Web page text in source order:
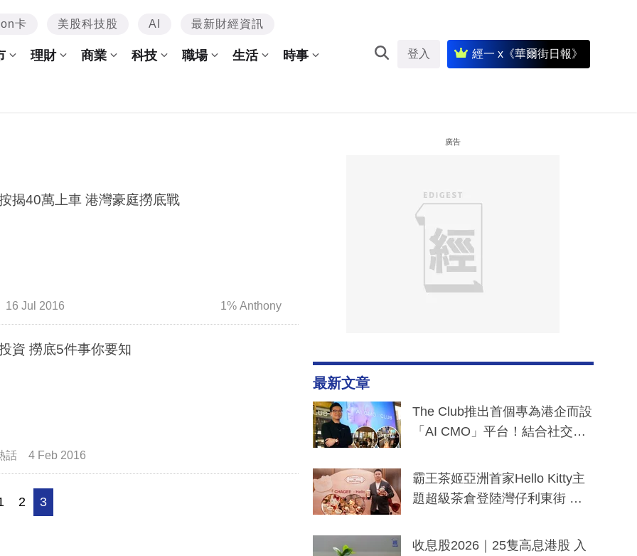
卡 美股科技股 AI 最新財經資訊
理財 商業 科技 職場 生活 時事 登入 經一 x《華爾街日報》
九成按揭40萬上車 港灣豪庭撈底戰
16 Jul 2016 1% Anthony
價值投資 撈底5件事你要知
話 4 Feb 2016
2 3
廣告
最新文章
The Club推出首個專為港企而設
「AI CMO」平台！結合社交聆
分鐘生成「貼地」宣傳短片
霸王茶姬亞洲首家Hello Kitty主
題超級茶倉登陸灣仔利東街 推
y及香港限定特調系列
收息股2026｜25隻高息港股 入